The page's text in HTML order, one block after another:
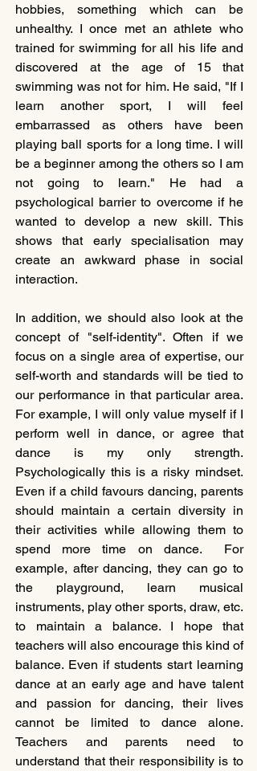
hobbies, something which can be
unhealthy. I once met an athlete who
trained for swimming for all his life and
discovered at the age of 15 that
swimming was not for him. He said, "If I
learn another sport, I will feel
embarrassed as others have been
playing ball sports for a long time. I will
be a beginner among the others so I am
not going to learn." He had a
psychological barrier to overcome if he
wanted to develop a new skill. This
shows that early specialisation may
create an awkward phase in social
interaction.
In addition, we should also look at the
concept of "self-identity". Often if we
focus on a single area of expertise, our
self-worth and standards will be tied to
our performance in that particular area.
For example, I will only value myself if I
perform well in dance, or agree that
dance is my only strength.
Psychologically this is a risky mindset.
Even if a child favours dancing, parents
should maintain a certain diversity in
their activities while allowing them to
spend more time on dance.  For
example, after dancing, they can go to
the playground, learn musical
instruments, play other sports, draw, etc.
to maintain a balance. I hope that
teachers will also encourage this kind of
balance. Even if students start learning
dance at an early age and have talent
and passion for dancing, their lives
cannot be limited to dance alone.
Teachers and parents need to
understand that their responsibility is to